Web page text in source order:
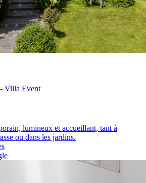
Villa Event
lumineux et accueillant, tant à
ou dans les jardins.